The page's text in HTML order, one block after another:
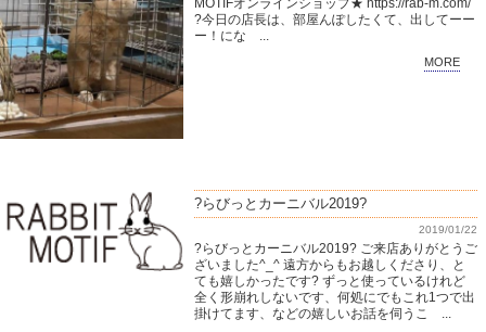
MOTIFオンラインショップ★ https://rab-m.com/
?今日の店長は、部屋んぽしたくて、出してーー
ー！にな ...
MORE
?らびっとカーニバル2019?
2019/01/22
?らびっとカーニバル2019? ご来店ありがとうご
ざいました^_^ 遠方からもお越しくださり、と
ても嬉しかったです? ずっと使っているけれど
全く形崩れしないです、何処にでもこれ1つで出
掛けてます、などの嬉しいお話を伺うこ ...